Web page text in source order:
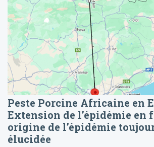
Peste Porcine Africaine en
Extension de l’épidémie en
origine de l’épidémie
élucidée